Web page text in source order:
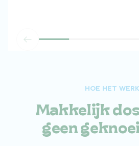
HOE HET
Makkelijk
geen